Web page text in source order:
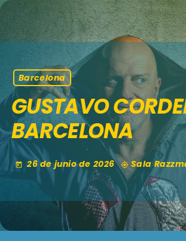
HOME
CLUB
APORTES
TV
Barcelona
GUSTAVO
BARCELONA
today 26 de junio de 2026 my_location Sala